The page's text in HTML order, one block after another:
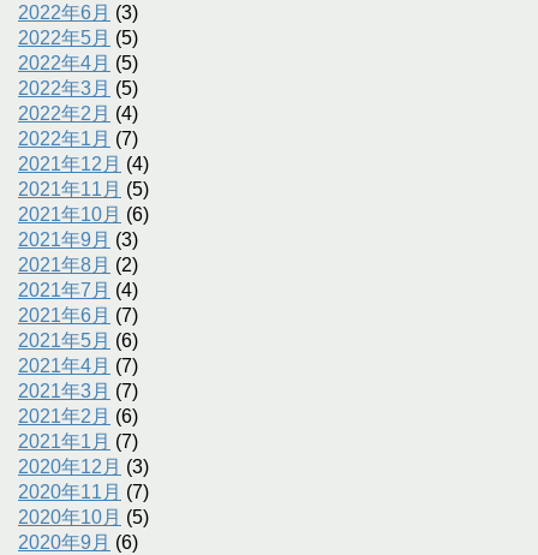
2022年6月 (3)
2022年5月 (5)
2022年4月 (5)
2022年3月 (5)
2022年2月 (4)
2022年1月 (7)
2021年12月 (4)
2021年11月 (5)
2021年10月 (6)
2021年9月 (3)
2021年8月 (2)
2021年7月 (4)
2021年6月 (7)
2021年5月 (6)
2021年4月 (7)
2021年3月 (7)
2021年2月 (6)
2021年1月 (7)
2020年12月 (3)
2020年11月 (7)
2020年10月 (5)
2020年9月 (6)